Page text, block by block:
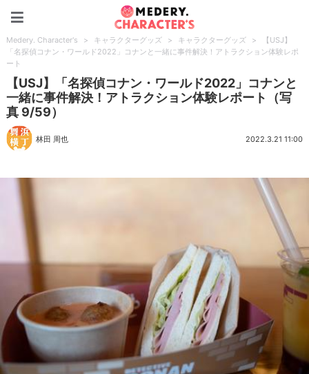
Medery. Character's > キャラクターグッズ > キャラクターグッズ >
【USJ】
「名探偵コナン・ワールド2022」コナンと一緒に事件解決！アトラクション体験レポ
ート
【USJ】「名探偵コナン・ワールド2022」コナンと
一緒に事件解決！アトラクション体験レポート（写
真 9/59）
林田 周也 2022.3.21 11:00